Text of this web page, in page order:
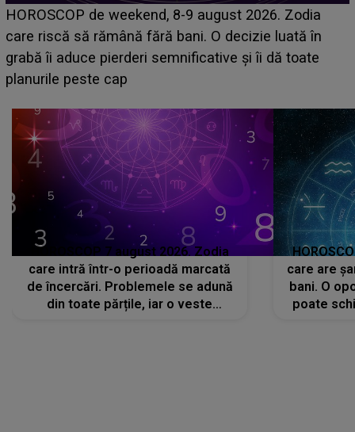
Emanuel a ținut ACEST DETALIU ASCUNS până
acum! În fața Alexandrei, concurentul din Casa Iubirii
face o MĂRTURISIRE NEAȘTEPTATĂ despre mama
sa: "I-am spus și ei în față, eu nu te iubesc pentru
HOROSCOP 7 august 2026. Zodia
care intră într-o perioadă marcată
de încercări. Problemele se adună
din toate părțile, iar o veste
care are
bani. O
poate